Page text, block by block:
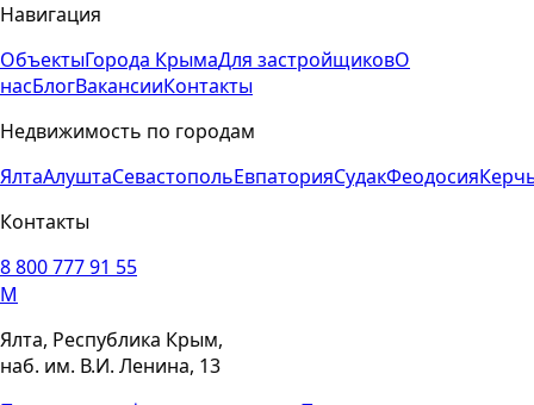
Навигация
ОбъектыГорода КрымаДля застройщиковО
насБлогВакансииКонтакты
Недвижимость по городам
ЯлтаАлуштаСевастопольЕвпаторияСудакФеодосия
Контакты
8 800 777 91 55
M
Ялта, Республика Крым,
наб. им. В.И. Ленина, 13